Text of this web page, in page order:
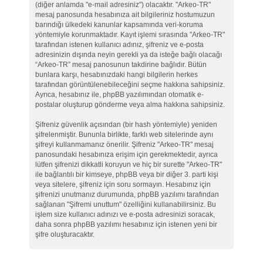
(diğer anlamda "e-mail adresiniz") olacaktır. "Arkeo-TR"
mesaj panosunda hesabınıza ait bilgileriniz hostumuzun
barındığı ülkedeki kanunlar kapsamında veri-koruma
yöntemiyle korunmaktadır. Kayıt işlemi sırasında "Arkeo-TR"
tarafından istenen kullanıcı adınız, şifreniz ve e-posta
adresinizin dışında neyin gerekli ya da isteğe bağlı olacağı
“Arkeo-TR” mesaj panosunun takdirine bağlıdır. Bütün
bunlara karşı, hesabınızdaki hangi bilgilerin herkes
tarafından görüntülenebileceğini seçme hakkına sahipsiniz.
Ayrıca, hesabınız ile, phpBB yazılımından otomatik e-
postalar oluşturup gönderme veya alma hakkına sahipsiniz.
Şifreniz güvenlik açısından (bir hash yöntemiyle) yeniden
şifrelenmiştir. Bununla birlikte, farklı web sitelerinde aynı
şifreyi kullanmamanız önerilir. Şifreniz "Arkeo-TR" mesaj
panosundaki hesabınıza erişim için gerekmektedir, ayrıca
lütfen şifrenizi dikkatli koruyun ve hiç bir surette "Arkeo-TR"
ile bağlantılı bir kimseye, phpBB veya bir diğer 3. parti kişi
veya sitelere, şifreniz için soru sormayın. Hesabınız için
şifrenizi unutmanız durumunda, phpBB yazılımı tarafından
sağlanan "Şifremi unuttum" özelliğini kullanabilirsiniz. Bu
işlem size kullanıcı adınızı ve e-posta adresinizi soracak,
daha sonra phpBB yazılımı hesabınız için istenen yeni bir
şifre oluşturacaktır.